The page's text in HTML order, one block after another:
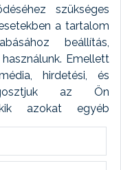
szükséges
a tartalom
beállítás,
Emellett
hirdetési, és
az Ön
azokat egyéb
A sütik
végzünk és
töröljük. A